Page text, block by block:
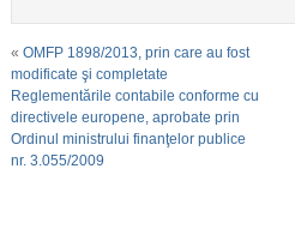
« OMFP 1898/2013, prin care au fost
modificate şi completate
Reglementările contabile conforme cu
directivele europene, aprobate prin
Ordinul ministrului finanţelor publice
nr. 3.055/2009